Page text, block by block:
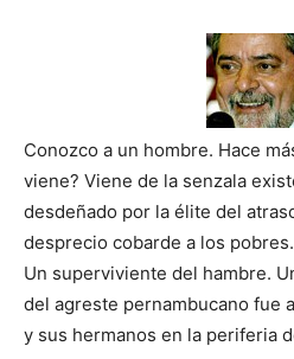
Conozco a un hombre. Hace
viene? Viene de la senzala
desdeñado por la élite del
desprecio cobarde a los
Un superviviente del hambre.
del agreste pernambucano fue
y sus hermanos en la periferia